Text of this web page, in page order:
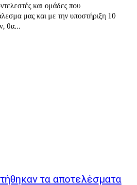
και ομάδες που
μας και με την υποστήριξη 10
θα...
τα αποτελέσματα